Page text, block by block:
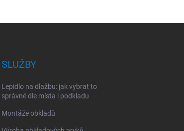
SLUŽBY
Lepidlo na dlažbu: jak vybrat to
správné dle místa i podkladu
Montáže obkladů